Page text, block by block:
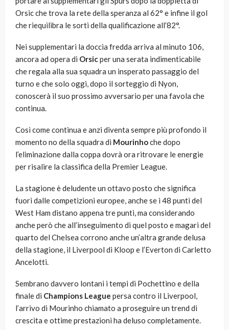
Orsic che trova la rete della speranza al 62° e infine il gol
che riequilibra le sorti della qualificazione all’82°.
Nei supplementari la doccia fredda arriva al minuto 106,
ancora ad opera di Orsicper una serata indimenticabile
che regala alla sua squadra un insperato passaggio del
turno e che solo oggi, dopo il sorteggio di Nyon,
conoscerà il suo prossimo avversario per una favola che
continua.
Così come continua e anzi diventa sempre più profondo il
momento no della squadra di Mourinhoche dopo
l’eliminazione dalla coppa dovrà ora ritrovare le energie
per risalire la classifica della Premier League.
La stagione è deludente un ottavo posto che significa
fuori dalle competizioni europee, anche se i 48 punti del
West Ham distano appena tre punti, ma considerando
anche però che all’inseguimento di quel posto e magari del
quarto del Chelsea corrono anche un’altra grande delusa
della stagione, il Liverpool di Kloop e l’Everton di Carletto
Ancelotti.
Sembrano davvero lontani i tempi di Pochettino e della
finale di Champions League persa contro il Liverpool,
l’arrivo di Mourinho chiamato a proseguire un trend di
crescita e ottime prestazioni ha deluso completamente.